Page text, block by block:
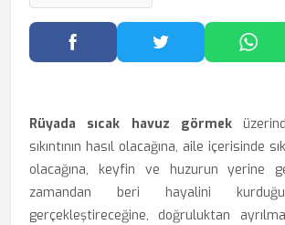
Facebook'ta Paylaş
Twitter'da
Rüyada sıcak havuz görmek
sıkıntının hasıl olacağına, aile içerisinde
olacağına, keyfin ve huzurun yerine
zamandan beri hayalini
gerçekleştireceğine, doğruluktan